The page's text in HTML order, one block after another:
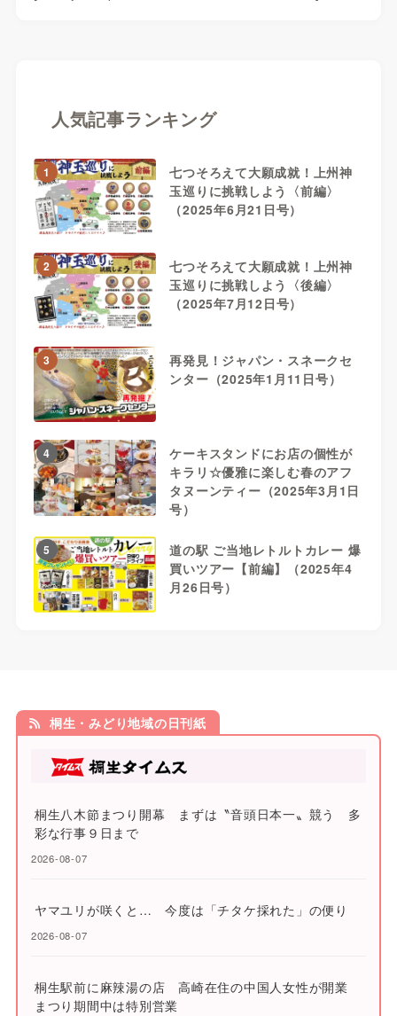
人気記事ランキング
1
七つそろえて大願成就！上州神
玉巡りに挑戦しよう〈前編〉
（2025年6月21日号）
2
七つそろえて大願成就！上州神
玉巡りに挑戦しよう〈後編〉
（2025年7月12日号）
3
再発見！ジャパン・スネークセ
ンター（2025年1月11日号）
4
ケーキスタンドにお店の個性が
キラリ☆優雅に楽しむ春のアフ
タヌーンティー（2025年3月1日
号）
5
道の駅 ご当地レトルトカレー 爆
買いツアー【前編】（2025年4
月26日号）
桐生・みどり地域の日刊紙
桐生八木節まつり開幕 まずは〝音頭日本一〟競う 多
彩な行事９日まで
2026-08-07
ヤマユリが咲くと… 今度は「チタケ採れた」の便り
2026-08-07
桐生駅前に麻辣湯の店 高崎在住の中国人女性が開業
まつり期間中は特別営業